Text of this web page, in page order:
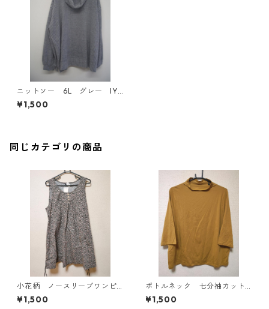
ニットソー 6L グレー IY-
4313
¥1,500
同じカテゴリの商品
小花柄 ノースリーブワンピ
ース ４Ｌ ブラック KAE-
4819
¥1,500
ボトルネック 七分袖カット
ソー ４Ｌ マスタード KA
E-4818
¥1,500